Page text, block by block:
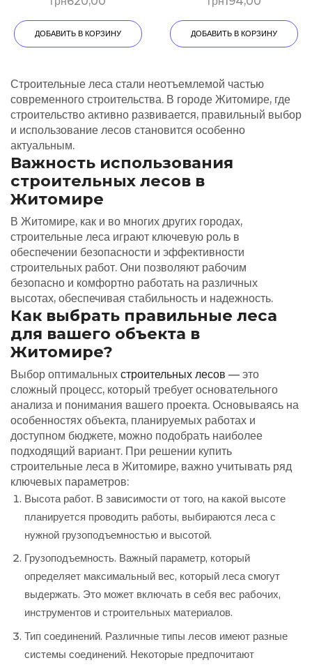
ДОБАВИТЬ В КОРЗИНУ ДОБАВИТЬ В КОРЗИНУ
Строительные леса стали неотъемлемой частью
современного строительства. В городе Житомире, где
строительство активно развивается, правильный выбор
и использование лесов становится особенно
актуальным.
Важность использования
строительных лесов в
Житомире
В Житомире, как и во многих других городах,
строительные леса играют ключевую роль в
обеспечении безопасности и эффективности
строительных работ. Они позволяют рабочим
безопасно и комфортно работать на различных
высотах, обеспечивая стабильность и надежность.
Как выбрать правильные леса
для вашего объекта в
Житомире?
Выбор оптимальных строительных лесов — это
сложный процесс, который требует основательного
анализа и понимания вашего проекта. Основываясь на
особенностях объекта, планируемых работах и
доступном бюджете, можно подобрать наиболее
подходящий вариант. При решении купить
строительные леса в Житомире, важно учитывать ряд
ключевых параметров:
Высота работ. В зависимости от того, на какой высоте
планируется проводить работы, выбираются леса с
нужной грузоподъемностью и высотой.
Грузоподъемность. Важный параметр, который
определяет максимальный вес, который леса смогут
выдержать. Это может включать в себя вес рабочих,
инструментов и строительных материалов.
Тип соединений. Различные типы лесов имеют разные
системы соединений. Некоторые предпочитают